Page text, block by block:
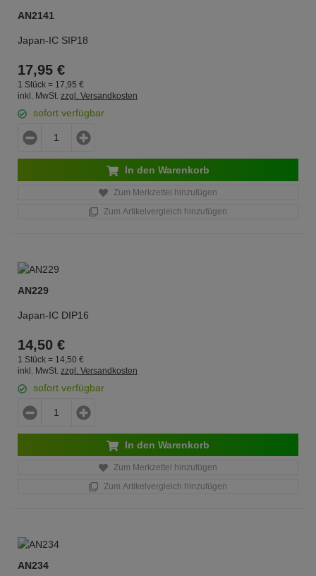
AN2141
Japan-IC SIP18
17,95 €
1 Stück = 17, 95 €
inkl. MwSt. zzgl. Versandkosten
sofort verfügbar
In den Warenkorb
Zum Merkzettel hinzufügen
Zum Artikelvergleich hinzufügen
AN229
Japan-IC DIP16
14,50 €
1 Stück = 14, 50 €
inkl. MwSt. zzgl. Versandkosten
sofort verfügbar
In den Warenkorb
Zum Merkzettel hinzufügen
Zum Artikelvergleich hinzufügen
AN234